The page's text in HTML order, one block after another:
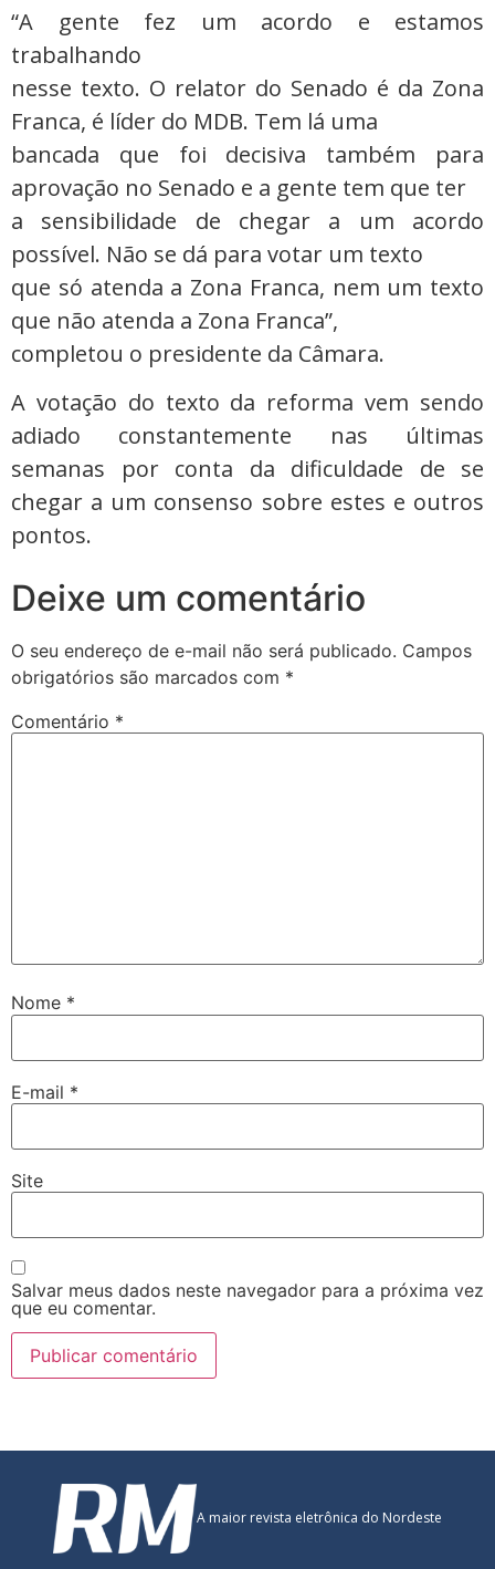
“A gente fez um acordo e estamos
trabalhando
nesse texto. O relator do Senado é da Zona
Franca, é líder do MDB. Tem lá uma
bancada que foi decisiva também para
aprovação no Senado e a gente tem que ter
a sensibilidade de chegar a um acordo
possível. Não se dá para votar um texto
que só atenda a Zona Franca, nem um texto
que não atenda a Zona Franca”,
completou o presidente da Câmara.
A votação do texto da reforma vem sendo
adiado constantemente nas últimas
semanas por conta da dificuldade de se
chegar a um consenso sobre estes e outros
pontos.
Deixe um comentário
O seu endereço de e-mail não será publicado. Campos
obrigatórios são marcados com *
Comentário *
Nome *
E-mail *
Site
Salvar meus dados neste navegador para a próxima vez
que eu comentar.
A maior revista eletrônica do Nordeste